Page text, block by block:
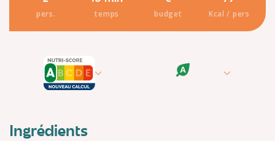
pers. temps budget Kcal / pers
Ingrédients